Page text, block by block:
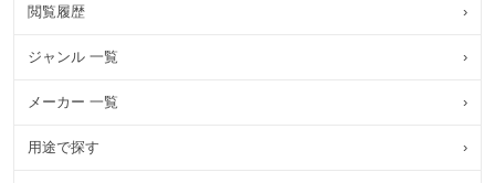
閲覧履歴 ›
ジャンル 一覧 ›
メーカー 一覧 ›
用途で探す ›